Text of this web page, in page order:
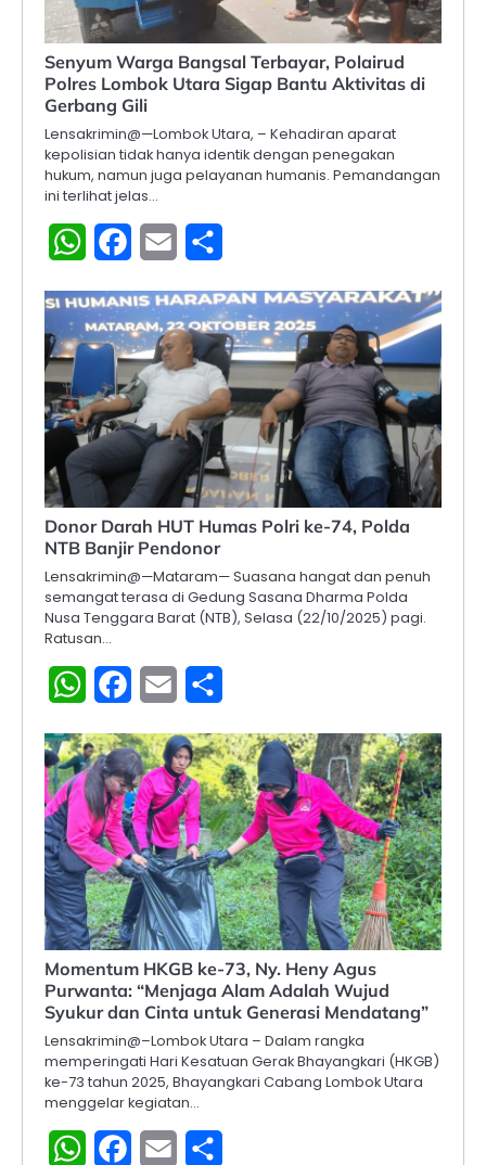
Senyum Warga Bangsal Terbayar, Polairud
Polres Lombok Utara Sigap Bantu Aktivitas di
Gerbang Gili
Lensakrimin@—Lombok Utara, – Kehadiran aparat
kepolisian tidak hanya identik dengan penegakan
hukum, namun juga pelayanan humanis. Pemandangan
ini terlihat jelas…
WhatsAppFacebook
Email
Donor Darah HUT Humas Polri ke-74, Polda
NTB Banjir Pendonor
Lensakrimin@—Mataram— Suasana hangat dan penuh
semangat terasa di Gedung Sasana Dharma Polda
Nusa Tenggara Barat (NTB), Selasa (22/10/2025) pagi.
Ratusan…
WhatsAppFacebook
Email
Momentum HKGB ke-73, Ny. Heny Agus
Purwanta: “Menjaga Alam Adalah Wujud
Syukur dan Cinta untuk Generasi Mendatang”
Lensakrimin@–Lombok Utara – Dalam rangka
memperingati Hari Kesatuan Gerak Bhayangkari (HKGB)
ke-73 tahun 2025, Bhayangkari Cabang Lombok Utara
menggelar kegiatan…
WhatsAppFacebook
Email